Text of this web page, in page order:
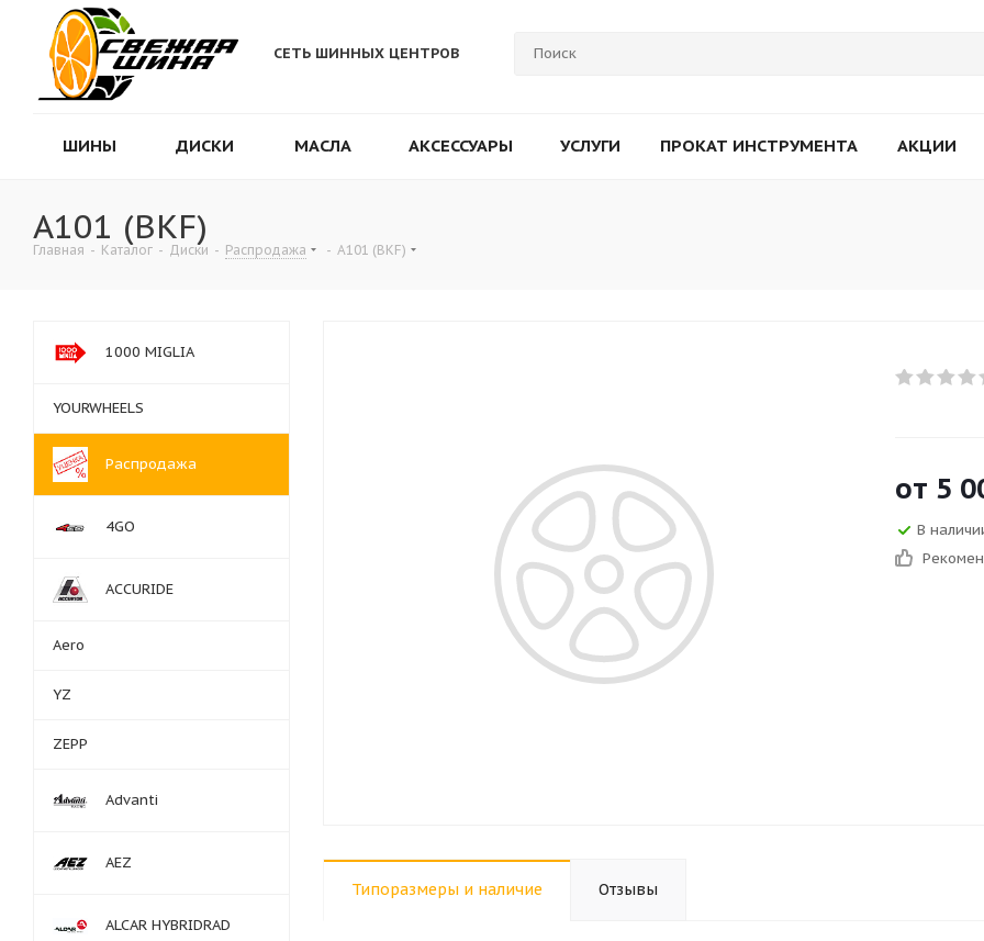
СЕТЬ ШИННЫХ ЦЕНТРОВ
ШИНЫ ДИСКИ МАСЛА АКСЕССУАРЫ УСЛУГИ ПРОКАТ ИНСТРУМЕНТА АКЦИИ
A101 (BKF)
Главная - Каталог - Диски - Распродажа - A101 (BKF)
от 5
В
Типоразмеры и наличие Отзывы
1000 MIGLIA
YOURWHEELS
Распродажа
4GO
ACCURIDE
Aero
YZ
ZEPP
Advanti
AEZ
ALCAR HYBRIDRAD